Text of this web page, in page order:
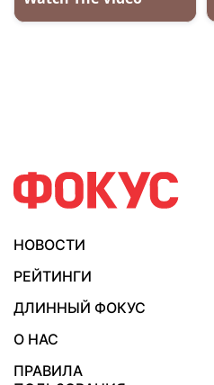
НОВОСТИ
РЕЙТИНГИ
ДЛИННЫЙ ФОКУС
О НАС
ПРАВИЛА